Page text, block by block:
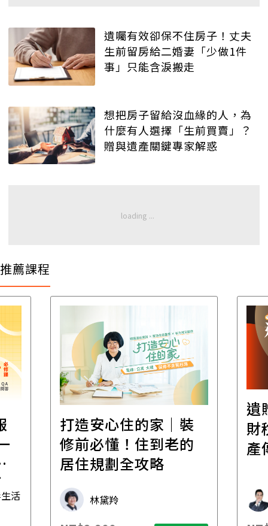
遺囑有效卻保不住房子！丈夫
生前留房給二婚妻「少做1件
事」只能含淚搬走
想把房子留給沒血緣的人，為
什麼有人選擇「生前買賣」？
贈與遺產關鍵專家解惑
推薦課程
活
打造安心住的家｜裝
修前必懂！住到老的
居住規劃全攻略
林黛羚
遺
財
產